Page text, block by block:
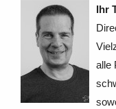
Ihr
alle